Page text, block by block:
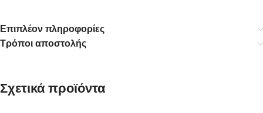
Επιπλέον πληροφορίες
Τρόποι αποστολής
Σχετικά προϊόντα